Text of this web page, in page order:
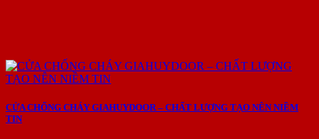
CỬA CHỐNG CHÁY GIAHUYDOOR – CHẤT LƯỢNG TẠO NÊN NIỀM
TIN